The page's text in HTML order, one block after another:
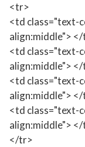
<tr>
<td class="text-
align:middle">
<td class="text-
align:middle">
<td class="text-
align:middle">
<td class="text-
align:middle">
</tr>